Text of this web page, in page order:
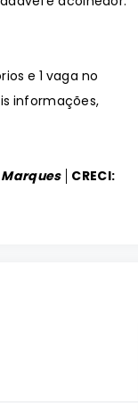
e 1 vaga no
informações,
│ CRECI: